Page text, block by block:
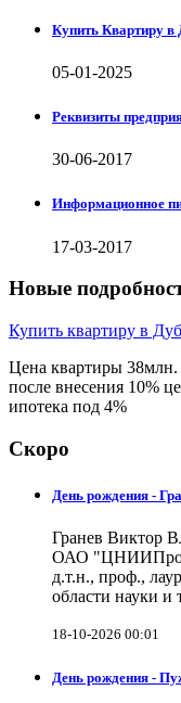
Купить Квартиру в
05-01-2025
Реквизиты
30-06-2017
Информационное
17-03-2017
Новые
Купить квартиру в
Цена квартиры 38млн.
после внесения 10%
ипотека под 4%
Скоро
День рождения -
Гранев Виктор
ОАО
д.т.н., проф.,
области науки и
18-10-2026 00:01
День рождения -